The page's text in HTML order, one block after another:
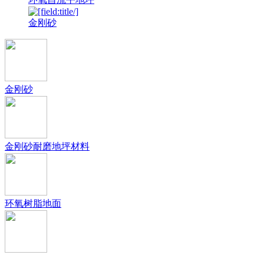
金刚砂
金刚砂
金刚砂耐磨地坪材料
环氧树脂地面